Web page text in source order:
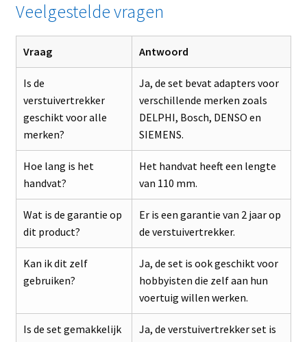
Veelgestelde vragen
Vraag Antwoord
Is de
verstuivertrekker
geschikt voor alle
merken?
Ja, de set bevat adapters voor
verschillende merken zoals
DELPHI, Bosch, DENSO en
SIEMENS.
Hoe lang is het
handvat?
Het handvat heeft een lengte
van 110 mm.
Wat is de garantie op
dit product?
Er is een garantie van 2 jaar op
de verstuivertrekker.
Kan ik dit zelf
gebruiken?
Ja, de set is ook geschikt voor
hobbyisten die zelf aan hun
voertuig willen werken.
Is de set gemakkelijk
Ja, de verstuivertrekker set is